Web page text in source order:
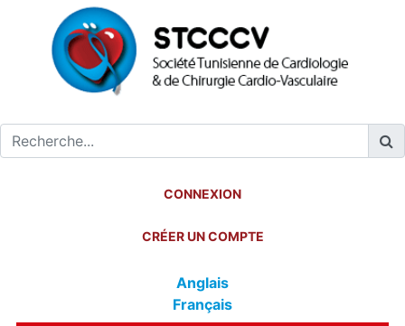
CONNEXION
CRÉER UN COMPTE
Anglais
Français